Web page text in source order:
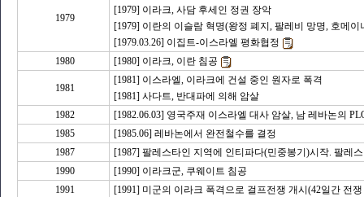
1979
[1979] 이라크, 사담 후세인 정권 장악
[1979] 이란의 이슬람 혁명(왕정 폐지, 팔레비 망명, 호메이
[1979.03.26] 이집트-이스라엘 평화협정
1980
[1980] 이라크, 이란 침공
1981
[1981] 이스라엘, 이라크에 건설 중인 원자로 폭격
[1981] 사다트, 반대파에 의해 암살
1982
[1982.06.03] 영국주재 이스라엘 대사 암살, 남 레바논의
1985
[1985.06] 레바논에서 완전철수를 결정
1987
[1987] 팔레스타인 지역에 인티파다(민중봉기)시작. 팔레
1990
[1990] 이라크군, 쿠웨이트 침공
1991
[1991] 미군의 이라크 폭격으로 걸프전쟁 개시(42일간 전